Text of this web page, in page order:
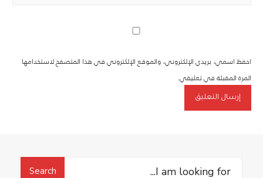
احفظ اسمي، بريدي الإلكتروني، والموقع الإلكتروني في هذا المتصفح لاستخدامها
المرة المقبلة في تعليقي.
Search
Search